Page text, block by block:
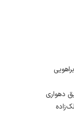
دهواری